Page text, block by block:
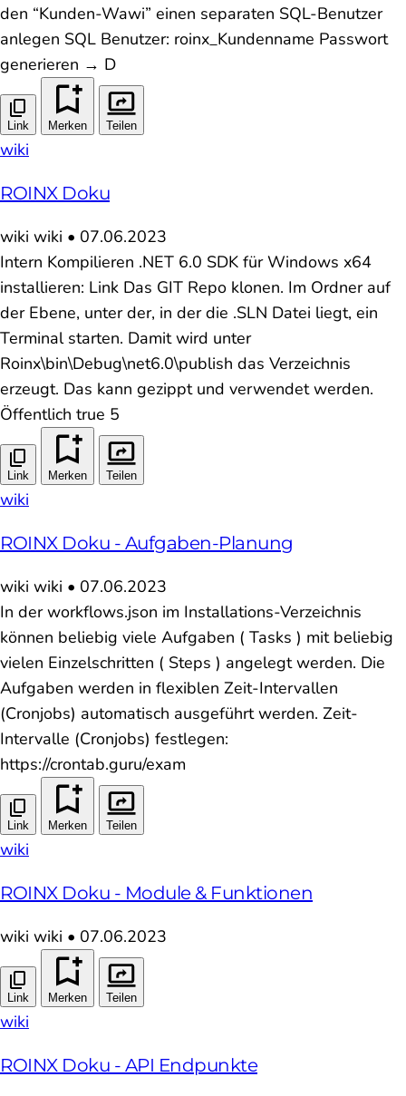
den “Kunden-Wawi” einen separaten SQL-Benutzer
anlegen SQL Benutzer: roinx_Kundenname Passwort
generieren → D
Link Merken Teilen
wiki
ROINX Doku
wiki wiki • 07.06.2023
Intern Kompilieren .NET 6.0 SDK für Windows x64
installieren: Link Das GIT Repo klonen. Im Ordner auf
der Ebene, unter der, in der die .SLN Datei liegt, ein
Terminal starten. Damit wird unter
Roinx\bin\Debug\net6.0\publish das Verzeichnis
erzeugt. Das kann gezippt und verwendet werden.
Öffentlich true 5
Link Merken Teilen
wiki
ROINX Doku - Aufgaben-Planung
wiki wiki • 07.06.2023
In der workflows.json im Installations-Verzeichnis
können beliebig viele Aufgaben ( Tasks ) mit beliebig
vielen Einzelschritten ( Steps ) angelegt werden. Die
Aufgaben werden in flexiblen Zeit-Intervallen
(Cronjobs) automatisch ausgeführt werden. Zeit-
Intervalle (Cronjobs) festlegen:
https://crontab.guru/exam
Link Merken Teilen
wiki
ROINX Doku - Module & Funktionen
wiki wiki • 07.06.2023
Link Merken Teilen
wiki
ROINX Doku - API Endpunkte